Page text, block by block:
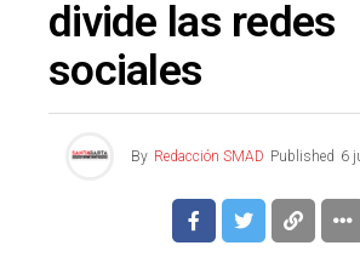
divide las redes
sociales
By Redacción SMAD Published 6